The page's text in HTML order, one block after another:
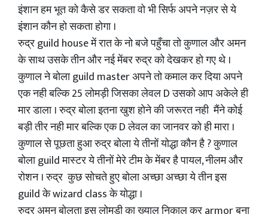
इंशान हम भूत को कैसे डर सकता वो भी सिर्फ अपने नज़र से ये
इंशान कौन हो सकता होगा ।
रुद्र guild house में रात के नो बजे पहुँचा तो कुणाल और अमन
के साथ उसके तीन और नई मेंबर रुद्र को देखकर हो गए थे ।
कुणाल ने बोला guild master अपने तो कमाल कर दिया अपने
एक नही बल्कि 25 लोमड़ी जिसका लेवल D उसको आप अकेले ही
मार डाला । रुद्र बोला इतना खुश होने की जरूरत नही मैंने कोई
बड़ी तीर नही मार बल्कि एक D लेवल का जानवर को ही मारा ।
कुणाल से पूछता हुआ रुद्र बोला ये तीनों योद्धा कौन है ? कुणाल
बोला guild मास्टर ये तीनों मेरे टीम के मेंबर है पायल, नीलम और
रोशन । रुद्र कुछ सोचते हुए बोला अच्छा अच्छा ये तीन इस
guild के wizard class के योद्धा ।